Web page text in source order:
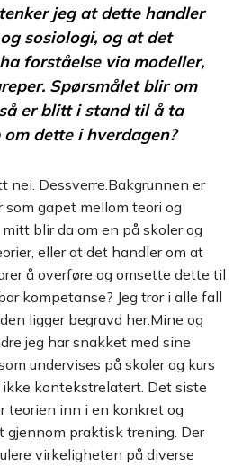
jeg at dette handler
sosiologi, og at det
forståelse via modeller,
Spørsmålet blir om
er blitt i stand til å ta
dette i hverdagen?
nei. Dessverre.Bakgrunnen er
gapet mellom teori og
blir da om en på skoler og
eller at det handler om at
å overføre og omsette dette til
kompetanse? Jeg tror i alle fall
ligger begravd her.Mine og
jeg har snakket med sine
undervises på skoler og kurs
kontekstrelatert. Det siste
teorien inn i en konkret og
gjennom praktisk trening. Der
virkeligheten på diverse